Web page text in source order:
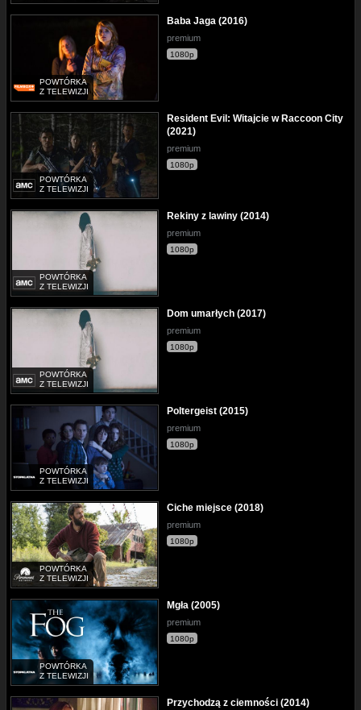
POWTÓRKA
Z TELEWIZJI
Baba Jaga (2016)
premium
1080p
POWTÓRKA
Z TELEWIZJI
Resident Evil: Witajcie w Raccoon City
(2021)
premium
1080p
POWTÓRKA
Z TELEWIZJI
Rekiny z lawiny (2014)
premium
1080p
POWTÓRKA
Z TELEWIZJI
Dom umarłych (2017)
premium
1080p
POWTÓRKA
Z TELEWIZJI
Poltergeist (2015)
premium
1080p
POWTÓRKA
Z TELEWIZJI
Ciche miejsce (2018)
premium
1080p
POWTÓRKA
Z TELEWIZJI
Mgła (2005)
premium
1080p
Przychodzą z ciemności (2014)